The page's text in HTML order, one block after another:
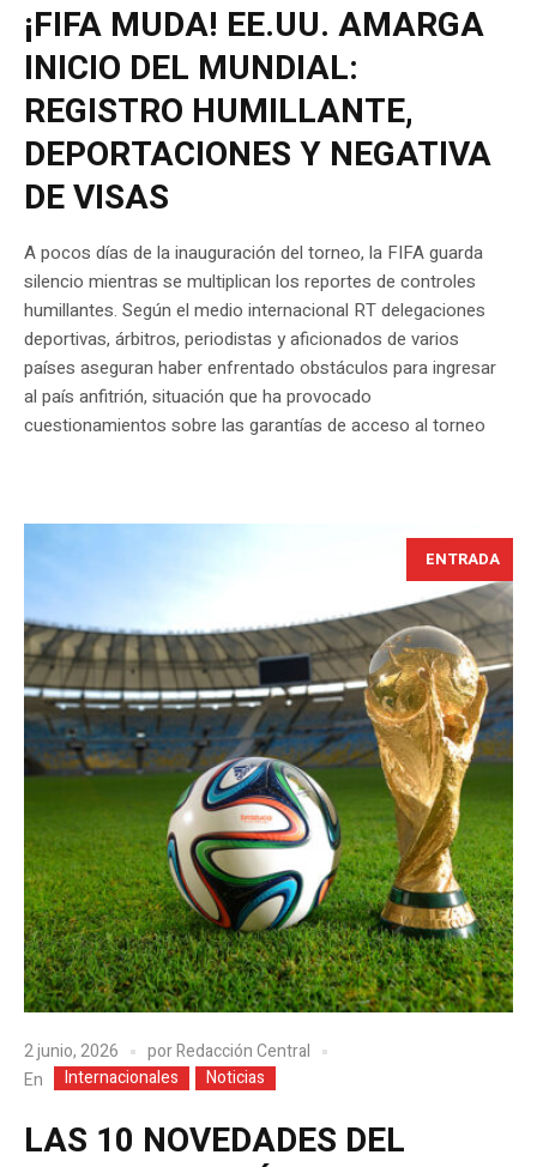
¡FIFA MUDA! EE.UU. AMARGA
INICIO DEL MUNDIAL:
REGISTRO HUMILLANTE,
DEPORTACIONES Y NEGATIVA
DE VISAS
A pocos días de la inauguración del torneo, la FIFA guarda
silencio mientras se multiplican los reportes de controles
humillantes. Según el medio internacional RT delegaciones
deportivas, árbitros, periodistas y aficionados de varios
países aseguran haber enfrentado obstáculos para ingresar
al país anfitrión, situación que ha provocado
cuestionamientos sobre las garantías de acceso al torneo
ENTRADA
2 junio, 2026 porRedacción Central
En
Internacionales Noticias
LAS 10 NOVEDADES DEL